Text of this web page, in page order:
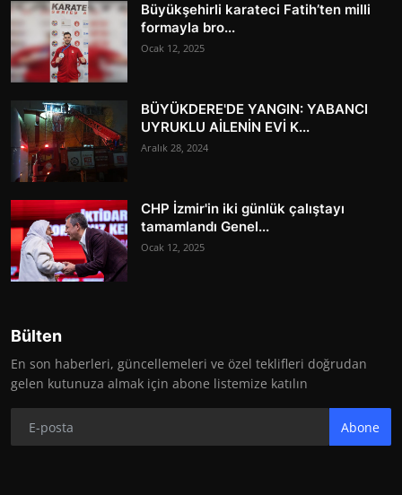
Büyükşehirli karateci Fatih’ten milli
formayla bro...
Ocak 12, 2025
BÜYÜKDERE'DE YANGIN: YABANCI
UYRUKLU AİLENİN EVİ K...
Aralık 28, 2024
CHP İzmir'in iki günlük çalıştayı
tamamlandı Genel...
Ocak 12, 2025
Bülten
En son haberleri, güncellemeleri ve özel teklifleri doğrudan
gelen kutunuza almak için abone listemize katılın
Abone